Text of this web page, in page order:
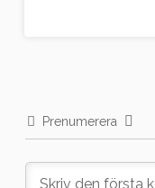
Prenumerera